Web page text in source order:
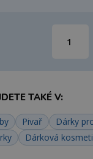
TAKÉ V:
Pivař Dárky
Dárková